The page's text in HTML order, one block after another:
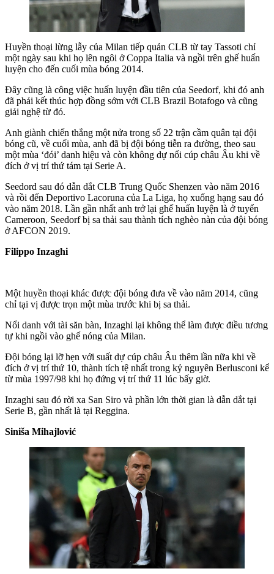
Huyền thoại lừng lẫy của Milan tiếp quản CLB từ tay Tassoti chỉ
một ngày sau khi họ lên ngôi ở Coppa Italia và ngồi trên ghế huấn
luyện cho đến cuối mùa bóng 2014.
Đây cũng là công việc huấn luyện đầu tiên của Seedorf, khi đó anh
đã phải kết thúc hợp đồng sớm với CLB Brazil Botafogo và cũng
giải nghệ từ đó.
Anh giành chiến thắng một nửa trong số 22 trận cầm quân tại đội
bóng cũ, về cuối mùa, anh đã bị đội bóng tiễn ra đường, theo sau
một mùa ‘đói’ danh hiệu và còn không dự nổi cúp châu Âu khi về
đích ở vị trí thứ tám tại Serie A.
Seedord sau đó dẫn dắt CLB Trung Quốc Shenzen vào năm 2016
và rồi đến Deportivo Lacoruna của La Liga, họ xuống hạng sau đó
vào năm 2018. Lần gần nhất anh trở lại ghế huấn luyện là ở tuyển
Cameroon, Seedorf bị sa thải sau thành tích nghèo nàn của đội bóng
ở AFCON 2019.
Filippo Inzaghi
Một huyền thoại khác được đội bóng đưa về vào năm 2014, cũng
chỉ tại vị được trọn một mùa trước khi bị sa thải.
Nổi danh với tài săn bàn, Inzaghi lại không thể làm được điều tương
tự khi ngồi vào ghế nóng của Milan.
Đội bóng lại lỡ hẹn với suất dự cúp châu Âu thêm lần nữa khi về
đích ở vị trí thứ 10, thành tích tệ nhất trong kỷ nguyên Berlusconi kể
từ mùa 1997/98 khi họ đứng vị trí thứ 11 lúc bấy giờ.
Inzaghi sau đó rời xa San Siro và phần lớn thời gian là dẫn dắt tại
Serie B, gần nhất là tại Reggina.
Siniša Mihajlović